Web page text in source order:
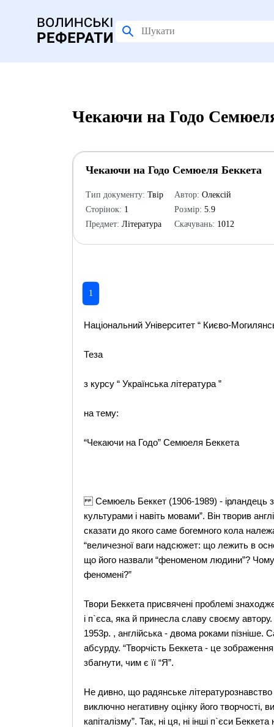
Чекаючи на Годо
Чекаючи на Годо Семюеля Беккета
Тип документу: Твір
Сторінок: 1
Предмет: Література
Автор: Олексій
Розмір: 5.9
Скачувань: 1012
1
Національний Університет “ Києво-
Теза
з курсу “ Українська література ”
на тему:
“Чекаючи на Годо” Семюеля Беккета
Семюель Беккет (1906-1989) - ірландець за
культурами і навіть мовами”. Він творив
сказати до якого саме богемного кола
“величезної ваги надсюжет: що лежить в
що його назвали “феноменом людини”? Чому
феномені?”
Твори Беккета присвячені проблемі
і п`єса, яка й принесла славу своєму
1953р. , англійська - двома роками
абсурду. “Творчість Беккета - це
збагнути, чим є її “Я”.
Не дивно, що радянське
виключно негативну оцінку його творчості,
капіталізму”. Так, ні ця, ні інші п`єси